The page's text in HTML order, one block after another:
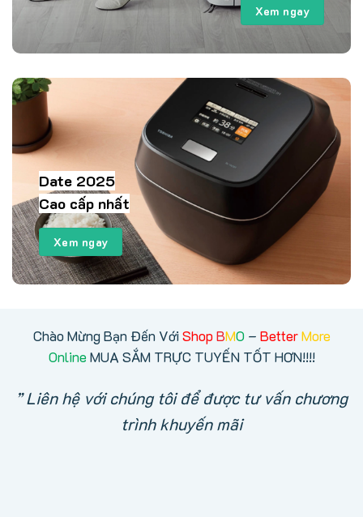
Xem ngay
Date 2025
Cao cấp nhất
Xem ngay
Chào Mừng Bạn Đến VớiShopBMO– Better More
OnlineMUA SẮM TRỰC TUYẾN TỐT HƠN!!!!
” Liên hệ với chúng tôi để được tư vấn chương
trình khuyến mãi